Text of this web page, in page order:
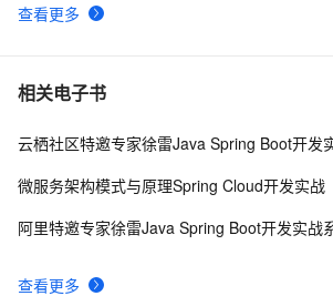
查看更多
相关电子书
查看更多
微服务架构模式与原理Spring Cloud开发实战